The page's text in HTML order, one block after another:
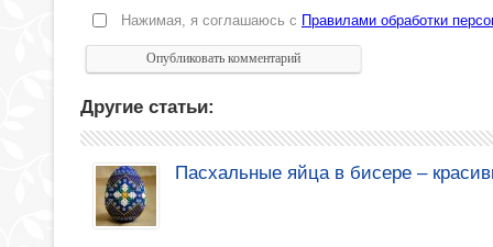
Нажимая, я соглашаюсь с Правилами обработки
Другие статьи:
Пасхальные яйца в бисере –